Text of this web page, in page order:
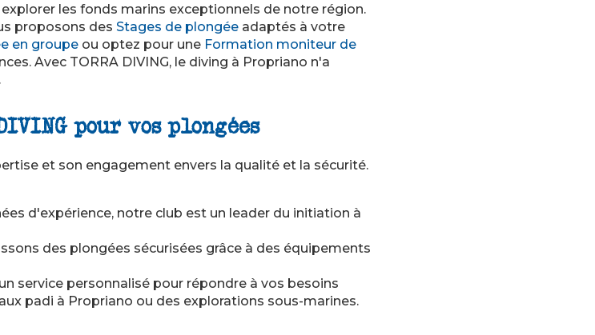
les fonds marins exceptionnels de notre région.
proposons des Stages de plongée adaptés à votre
en groupe ou optez pour une Formation moniteur de
Avec TORRA DIVING, le diving à Propriano n'a
pour vos plongées
et son engagement envers la qualité et la sécurité.
d'expérience, notre club est un leader du initiation à
des plongées sécurisées grâce à des équipements
service personnalisé pour répondre à vos besoins
padi à Propriano ou des explorations sous-marines.